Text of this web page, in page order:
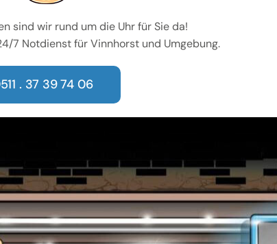
sind wir rund um die Uhr für Sie da!
7 Notdienst für Vinnhorst und Umgebung.
. 37 39 74 06